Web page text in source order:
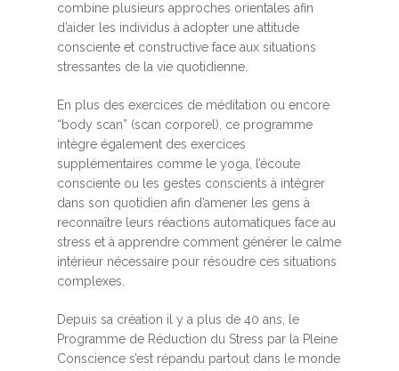
combine plusieurs approches orientales afin
d’aider les individus à adopter une attitude
consciente et constructive face aux situations
stressantes de la vie quotidienne.
En plus des exercices de méditation ou encore
“body scan” (scan corporel), ce programme
intègre également des exercices
supplémentaires comme le yoga, l’écoute
consciente ou les gestes conscients à intégrer
dans son quotidien afin d’amener les gens à
reconnaître leurs réactions automatiques face au
stress et à apprendre comment générer le calme
intérieur nécessaire pour résoudre ces situations
complexes.
Depuis sa création il y a plus de 40 ans, le
Programme de Réduction du Stress par la Pleine
Conscience s’est répandu partout dans le monde